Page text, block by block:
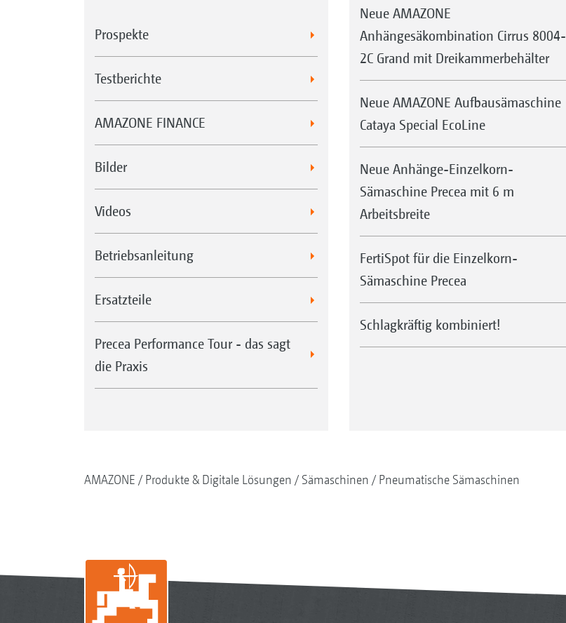
Prospekte
Testberichte
AMAZONE FINANCE
Bilder
Videos
Betriebsanleitung
Ersatzteile
Precea Performance Tour - das sagt
die Praxis
Neue AMAZONE
Anhängesäkombination Cirrus 8004-
2C Grand mit Dreikammerbehälter
Neue AMAZONE Aufbausämaschine
Cataya Special EcoLine
Neue Anhänge-Einzelkorn-
Sämaschine Precea mit 6 m
Arbeitsbreite
FertiSpot für die Einzelkorn-
Sämaschine Precea
Schlagkräftig kombiniert!
AMAZONE Produkte & Digitale Lösungen Sämaschinen Pneumatische Sämaschinen